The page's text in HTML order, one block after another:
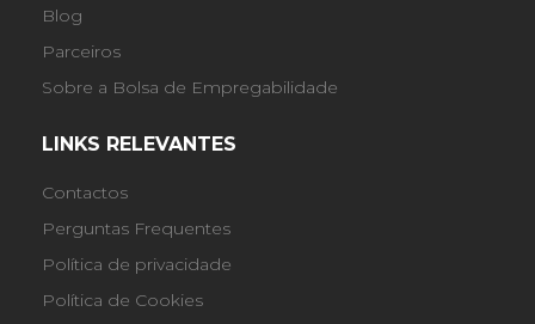
Blog
Parceiros
Sobre a Bolsa de Empregabilidade
LINKS RELEVANTES
Contactos
Perguntas Frequentes
Política de privacidade
Política de Cookies